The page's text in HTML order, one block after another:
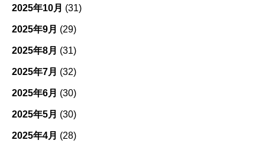
2025年10月 (31)
2025年9月 (29)
2025年8月 (31)
2025年7月 (32)
2025年6月 (30)
2025年5月 (30)
2025年4月 (28)